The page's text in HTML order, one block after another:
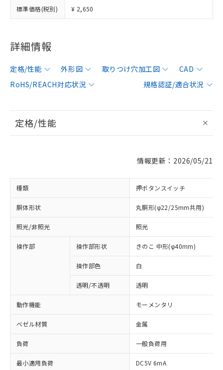
標準価格(税別) ¥ 2,650
詳細情報
定格/性能 外形図 取りつけ穴加工図
CAD
RoHS/REACH対応状況
規格認証/適合状況
定格/性能
情報更新：2026/05/21
種類 押ボタンスイッチ
胴体形状 丸胴形(φ22/25mm共用)
照光/非照光 照光
操作部 操作部形状 きのこ 中形(φ40mm)
操作部色 白
透明/不透明 透明
動作機能 モーメンタリ
ベゼル材質 金属
負荷 一般負荷用
最小適用負荷 DC5V 6mA